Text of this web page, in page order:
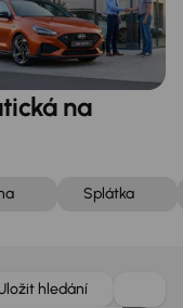
na
Splátka
hledání